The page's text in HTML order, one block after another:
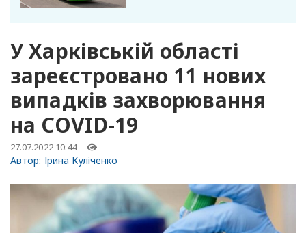
У Харківській області
зареєстровано 11 нових
випадків захворювання
на COVID-19
27.07.2022 10:44 -
Автор: Ірина Куліченко